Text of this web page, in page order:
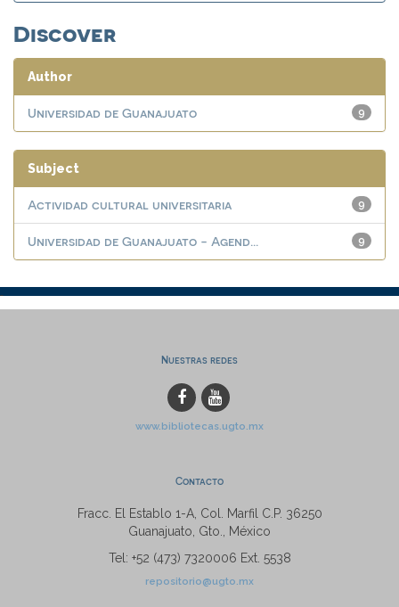
Discover
Author
9
Universidad de Guanajuato
Subject
9
Actividad cultural universitaria
9
Universidad de Guanajuato - Agend...
Nuestras redes
www.bibliotecas.ugto.mx
Contacto
Fracc. El Establo 1-A, Col. Marfil C.P. 36250
Guanajuato, Gto., México
Tel: +52 (473) 7320006 Ext. 5538
repositorio@ugto.mx